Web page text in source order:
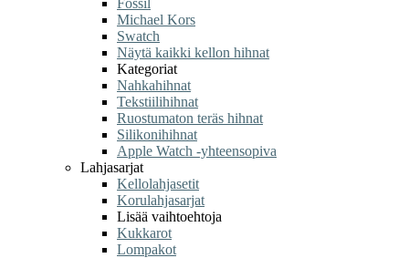
Fossil
Michael Kors
Swatch
Näytä kaikki kellon hihnat
Kategoriat
Nahkahihnat
Tekstiilihihnat
Ruostumaton teräs hihnat
Silikonihihnat
Apple Watch -yhteensopiva
Lahjasarjat
Kellolahjasetit
Korulahjasarjat
Lisää vaihtoehtoja
Kukkarot
Lompakot